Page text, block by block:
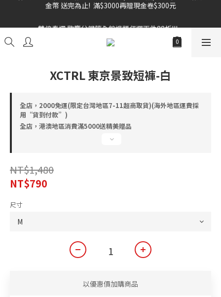
雙倍奉還 歡慶父親節全館褲類任選兩件88折!!!
XCTRL 東京景致短褲-白
全店，2000免運(限定台灣地區7-11超商取貨)(海外地區運費採
用“貨到付款”)
全店，港澳地區消費滿5000送精美贈品
NT$1,480
NT$790
尺寸
以優惠價加購商品